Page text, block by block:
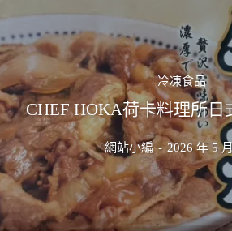
冷凍食品
CHEF HOKA荷卡料理所日
網站小編 - 2026 年 5